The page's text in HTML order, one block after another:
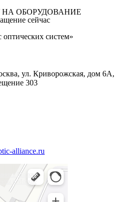
ОБОРУДОВАНИЕ
сейчас
систем»
ул. Криворожская, дом 6А,
303
alliance.ru
в Москве
в Москве